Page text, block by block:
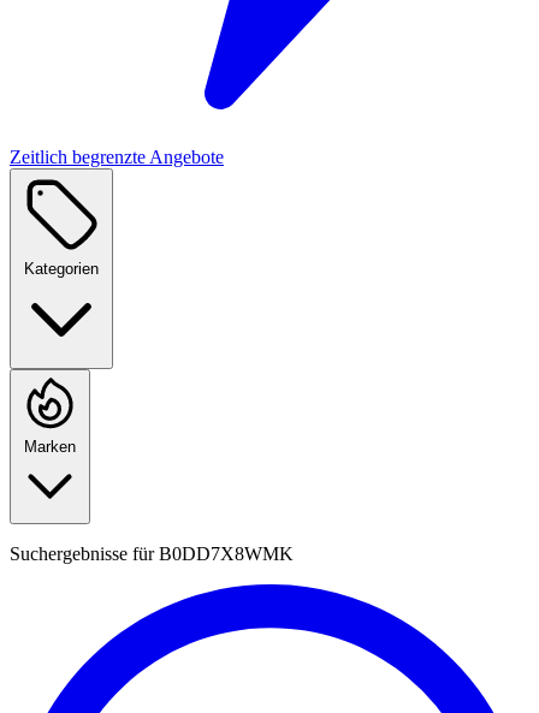
Zeitlich begrenzte Angebote
Kategorien
Marken
Suchergebnisse fürB0DD7X8WMK